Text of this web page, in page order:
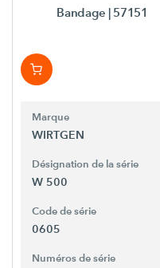
Bandage | 57151
Marque
WIRTGEN
Désignation de la série
W 500
Code de série
0605
Numéros de série